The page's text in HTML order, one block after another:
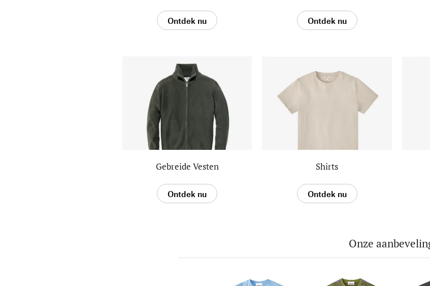
Ontdek nu Ontdek nu
Gebreide Vesten
Ontdek nu
Shirts
Ontdek nu
Onze